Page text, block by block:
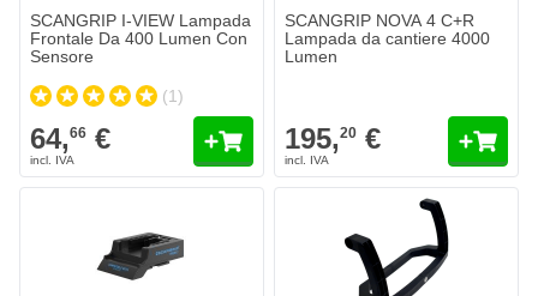
SCANGRIP I-VIEW Lampada
Frontale Da 400 Lumen Con
Sensore
(1)
64,66 €
SCANGRIP NOVA 4 C+R
Lampada da cantiere 4000
Lumen
195,20 €